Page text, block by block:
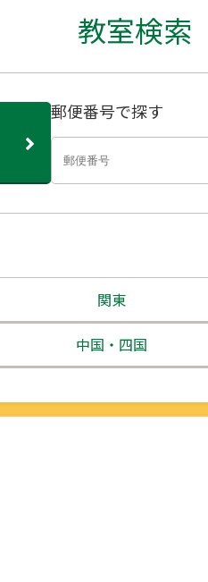
教室検索
郵便番号で探す
関東
茨城県
中国・四国